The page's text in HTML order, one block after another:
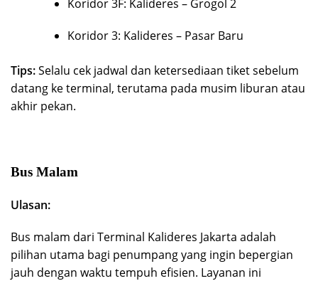
Koridor 3F: Kalideres – Grogol 2
Koridor 3: Kalideres – Pasar Baru
Tips:Selalu cek jadwal dan ketersediaan tiket sebelum
datang ke terminal, terutama pada musim liburan atau
akhir pekan.
Bus Malam
Ulasan:
Bus malam dari Terminal Kalideres Jakarta adalah
pilihan utama bagi penumpang yang ingin bepergian
jauh dengan waktu tempuh efisien. Layanan ini